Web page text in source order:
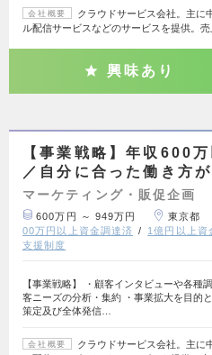
会社概要
クラウドサービス会社。主に
ル配信サービスなどのサービスを提供。
興味あり
【事業戦略】年収600
／自分に合った働き方が
マーケティング・販促企画
600万円 ～ 949万円 東京都
00万円以上資金調達済
1億円以上資
支援制度
【事業戦略】 ・顧客インタビューや各種
客ニーズの分析・集約 ・事業拡大を目的
策定及び全体発信…
会社概要
クラウドサービス会社。主に